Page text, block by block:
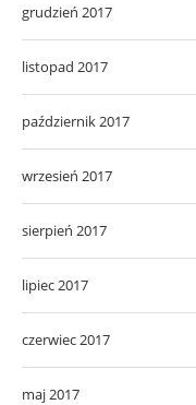
grudzień 2017
listopad 2017
październik 2017
wrzesień 2017
sierpień 2017
lipiec 2017
czerwiec 2017
maj 2017